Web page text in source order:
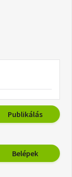
Publikálás
Belépek